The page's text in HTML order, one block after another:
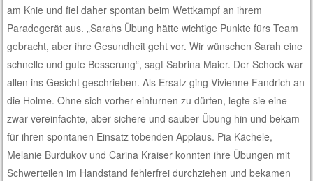
am Knie und fiel daher spontan beim Wettkampf an ihrem
Paradegerät aus. „Sarahs Übung hätte wichtige Punkte fürs Team
gebracht, aber ihre Gesundheit geht vor. Wir wünschen Sarah eine
schnelle und gute Besserung“, sagt Sabrina Maier. Der Schock war
allen ins Gesicht geschrieben. Als Ersatz ging Vivienne Fandrich an
die Holme. Ohne sich vorher einturnen zu dürfen, legte sie eine
zwar vereinfachte, aber sichere und sauber Übung hin und bekam
für ihren spontanen Einsatz tobenden Applaus. Pia Kächele,
Melanie Burdukov und Carina Kraiser konnten ihre Übungen mit
Schwerteilen im Handstand fehlerfrei durchziehen und bekamen